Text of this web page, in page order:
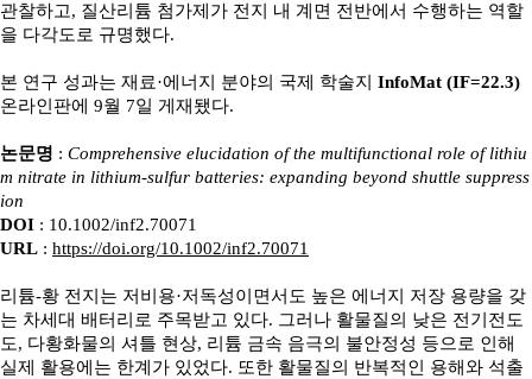
관찰하고, 질산리튬 첨가제가 전지 내 계면 전반에서 수행하는 역할
을 다각도로 규명했다.
본 연구 성과는 재료·에너지 분야의 국제 학술지 InfoMat (IF=22.3)
온라인판에 9월 7일 게재됐다.
논문명 : Comprehensive elucidation of the multifunctional role of lithiu
m nitrate in lithium-sulfur batteries: expanding beyond shuttle suppress
ion
DOI : 10.1002/inf2.70071
URL : https://doi.org/10.1002/inf2.70071
리튬-황 전지는 저비용·저독성이면서도 높은 에너지 저장 용량을 갖
는 차세대 배터리로 주목받고 있다. 그러나 활물질의 낮은 전기전도
도, 다황화물의 셔틀 현상, 리튬 금속 음극의 불안정성 등으로 인해
실제 활용에는 한계가 있었다. 또한 활물질의 반복적인 용해와 석출